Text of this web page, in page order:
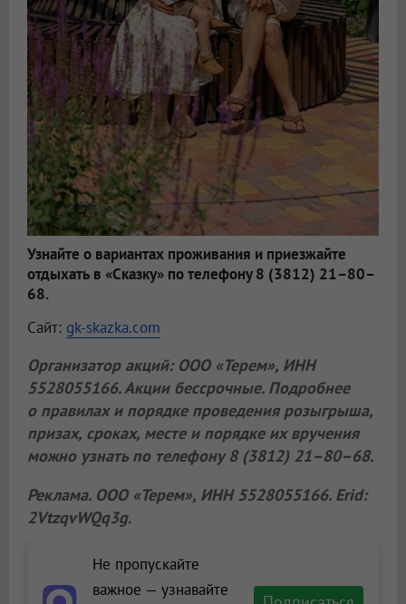
Узнайте о вариантах проживания и приезжайте
отдыхать в «Сказку» по телефону 8 (3812) 21–80–
68.
Сайт: gk-skazka.com
Организатор акций: ООО «Терем», ИНН
5528055166. Акции бессрочные. Подробнее
о правилах и порядке проведения розыгрыша,
призах, сроках, месте и порядке их вручения
можно узнать по телефону 8 (3812) 21–80–68.
Реклама. ООО «Терем», ИНН 5528055166. Erid:
2VtzqvWQq3g.
Не пропускайте
важное — узнавайте